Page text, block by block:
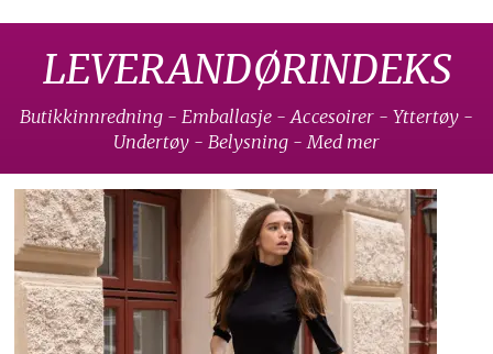
LEVERANDØRINDEKS
Butikkinnredning - Emballasje - Accesoirer - Yttertøy -
Undertøy - Belysning - Med mer